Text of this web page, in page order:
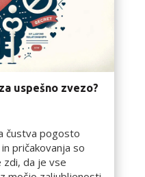
uspešno zvezo?
čustva pogosto
pričakovanja so
zdi, da je vse